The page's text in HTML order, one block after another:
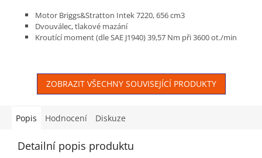
Motor Briggs&Stratton Intek 7220, 656 cm3
Dvouválec, tlakové mazání
Kroutící moment (dle SAE J1940) 39,57 Nm při 3600 ot./min
Koš 320 l
Způsob použití: hobby
ZOBRAZIT VŠECHNY SOUVISEJÍCÍ PRODUKTY
Popis Hodnocení Diskuze
Detailní popis produktu